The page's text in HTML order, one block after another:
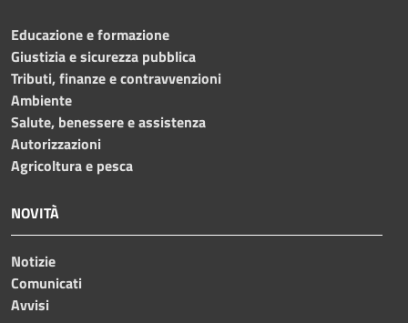
Educazione e formazione
Giustizia e sicurezza pubblica
Tributi, finanze e contravvenzioni
Ambiente
Salute, benessere e assistenza
Autorizzazioni
Agricoltura e pesca
NOVITÀ
Notizie
Comunicati
Avvisi